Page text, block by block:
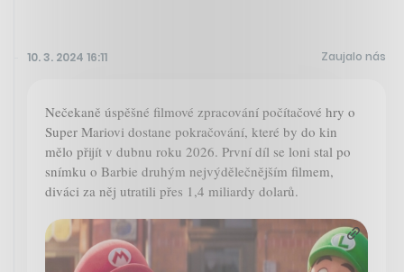
10. 3. 2024 16:11 Zaujalo nás
Nečekaně úspěšné filmové zpracování počítačové hry o
Super Mariovi dostane pokračování, které by do kin
mělo přijít v dubnu roku 2026. První díl se loni stal po
snímku o Barbie druhým nejvýdělečnějším filmem,
diváci za něj utratili přes 1,4 miliardy dolarů.